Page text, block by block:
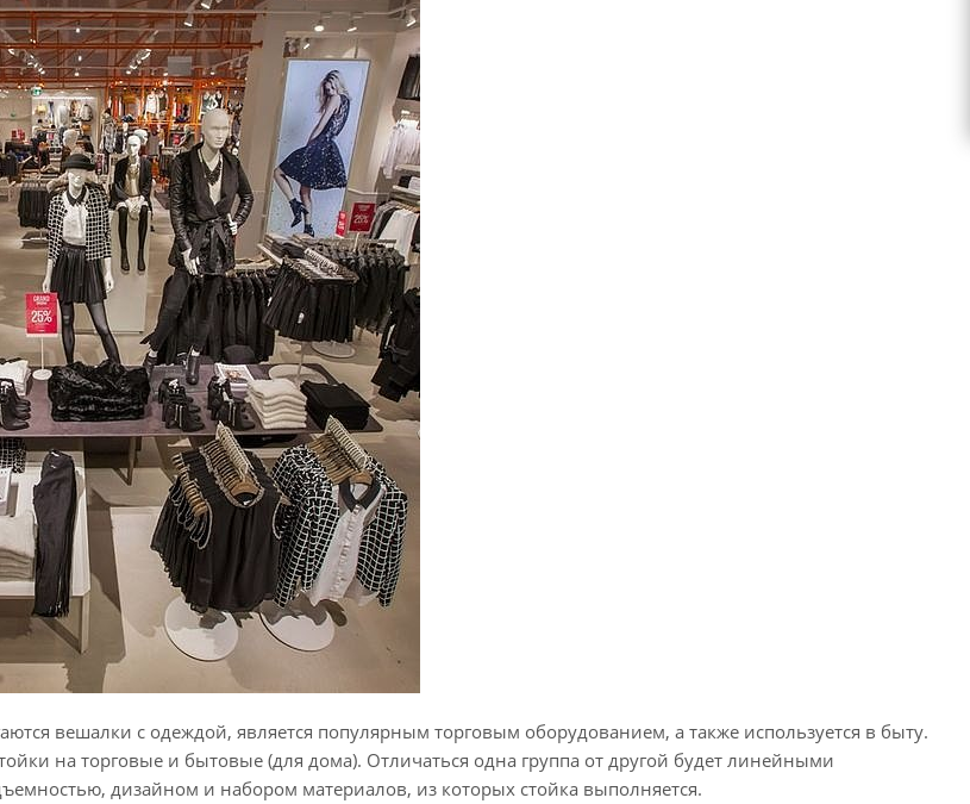
вешалки с одеждой, является популярным торговым оборудованием, а также используется в быту.
на торговые и бытовые (для дома). Отличаться одна группа от другой будет линейными
дизайном и набором материалов, из которых стойка выполняется.